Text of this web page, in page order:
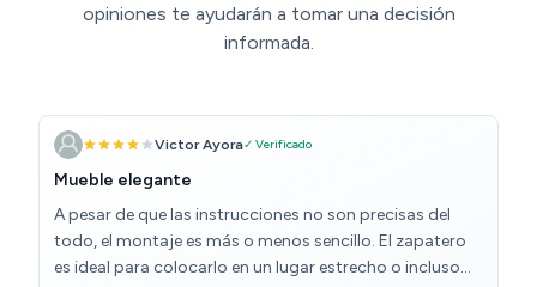
opiniones te ayudarán a tomar una decisión
informada.
Victor Ayora✓ Verificado
Mueble elegante
A pesar de que las instrucciones no son precisas del
todo, el montaje es más o menos sencillo. El zapatero
es ideal para colocarlo en un lugar estrecho o incluso